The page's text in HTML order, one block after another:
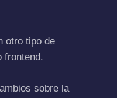
otro tipo de
frontend.
sobre la